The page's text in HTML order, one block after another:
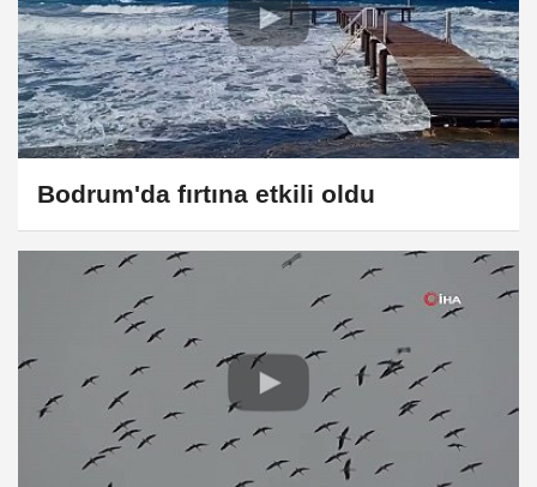
Bodrum'da fırtına etkili oldu